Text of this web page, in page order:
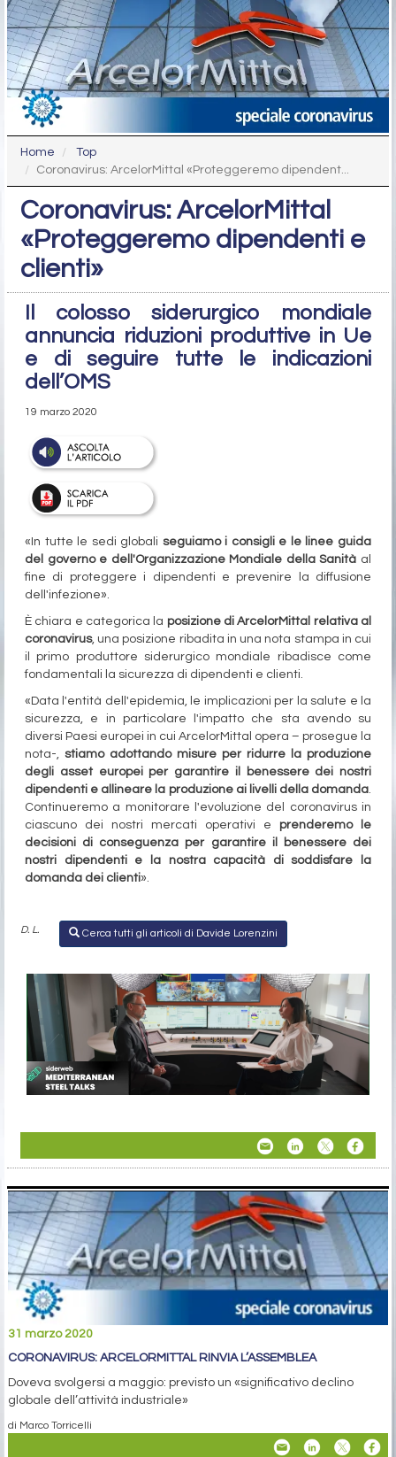
Home
Top
Coronavirus: ArcelorMittal «Proteggeremo dipendent...
Coronavirus: ArcelorMittal
«Proteggeremo dipendenti e
clienti»
Il colosso siderurgico mondiale
annuncia riduzioni produttive in Ue
e di seguire tutte le indicazioni
dell’OMS
19 marzo 2020
«In tutte le sedi globali seguiamo i consigli e le linee guida
del governo e dell'Organizzazione Mondiale della Sanità al
fine di proteggere i dipendenti e prevenire la diffusione
dell'infezione».
È chiara e categorica la posizione di ArcelorMittal relativa al
coronavirus, una posizione ribadita in una nota stampa in cui
il primo produttore siderurgico mondiale ribadisce come
fondamentali la sicurezza di dipendenti e clienti.
«Data l'entità dell'epidemia, le implicazioni per la salute e la
sicurezza, e in particolare l'impatto che sta avendo su
diversi Paesi europei in cui ArcelorMittal opera – prosegue la
nota-, stiamo adottando misure per ridurre la produzione
degli asset europei per garantire il benessere dei nostri
dipendenti e allineare la produzione ai livelli della domanda.
Continueremo a monitorare l'evoluzione del coronavirus in
ciascuno dei nostri mercati operativi e prenderemo le
decisioni di conseguenza per garantire il benessere dei
nostri dipendenti e la nostra capacità di soddisfare la
domanda dei clienti».
D. L. Cerca tutti gli articoli di Davide Lorenzini
31 marzo 2020
CORONAVIRUS: ARCELORMITTAL RINVIA L’ASSEMBLEA
Doveva svolgersi a maggio: previsto un «significativo declino
globale dell’attività industriale»
di Marco Torricelli